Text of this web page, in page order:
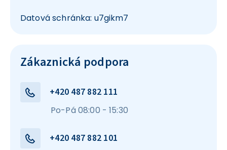
Datová schránka: u7gikm7
Zákaznická podpora
+420 487 882 111
Po-Pá 08:00 - 15:30
+420 487 882 101